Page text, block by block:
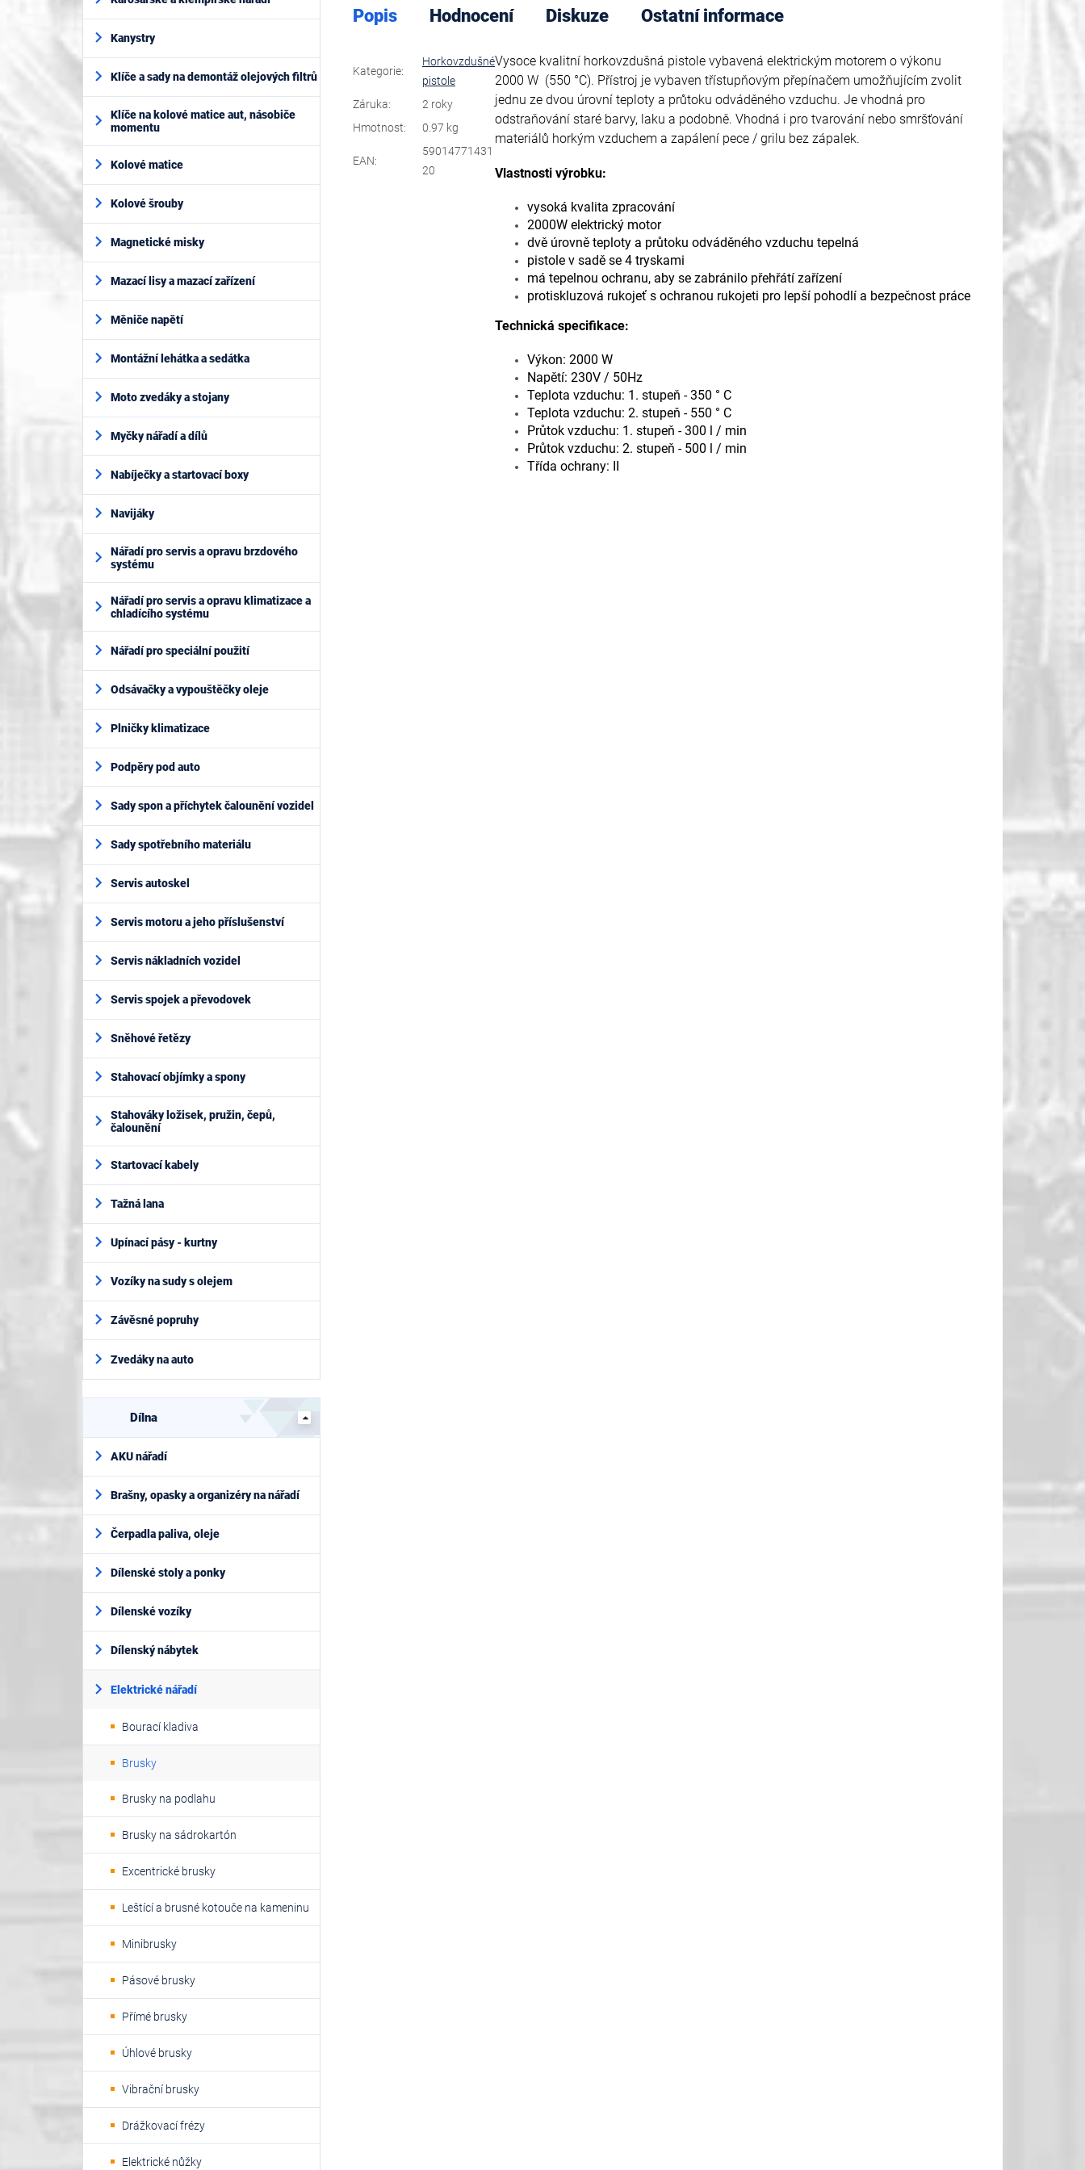
Kanystry
Klíče a sady na demontáž olejových filtrů
Klíče na kolové matice aut, násobiče
momentu
Kolové matice
Kolové šrouby
Magnetické misky
Mazací lisy a mazací zařízení
Měniče napětí
Montážní lehátka a sedátka
Moto zvedáky a stojany
Myčky nářadí a dílů
Nabíječky a startovací boxy
Navijáky
Nářadí pro servis a opravu brzdového
systému
Nářadí pro servis a opravu klimatizace a
chladícího systému
Nářadí pro speciální použití
Odsávačky a vypouštěčky oleje
Plničky klimatizace
Podpěry pod auto
Sady spon a příchytek čalounění vozidel
Sady spotřebního materiálu
Servis autoskel
Servis motoru a jeho příslušenství
Servis nákladních vozidel
Servis spojek a převodovek
Sněhové řetězy
Stahovací objímky a spony
Stahováky ložisek, pružin, čepů,
čalounění
Startovací kabely
Tažná lana
Upínací pásy - kurtny
Vozíky na sudy s olejem
Závěsné popruhy
Zvedáky na auto
Dílna
AKU nářadí
Brašny, opasky a organizéry na nářadí
Čerpadla paliva, oleje
Dílenské stoly a ponky
Dílenské vozíky
Dílenský nábytek
Elektrické nářadí
Bourací kladiva
Brusky
Brusky na podlahu
Brusky na sádrokartón
Excentrické brusky
Leštící a brusné kotouče na kameninu
Minibrusky
Pásové brusky
Přímé brusky
Úhlové brusky
Vibrační brusky
Drážkovací frézy
Elektrické nůžky
Popis Hodnocení Diskuze Ostatní informace
Vysoce kvalitní horkovzdušná pistole vybavená elektrickým motorem o výkonu
2000 W (550 °C). Přístroj je vybaven třístupňovým přepínačem umožňujícím zvolit
jednu ze dvou úrovní teploty a průtoku odváděného vzduchu. Je vhodná pro
odstraňování staré barvy, laku a podobně. Vhodná i pro tvarování nebo smršťování
materiálů horkým vzduchem a zapálení pece / grilu bez zápalek.
Vlastnosti výrobku:
vysoká kvalita zpracování
2000W elektrický motor
dvě úrovně teploty a průtoku odváděného vzduchu tepelná
pistole v sadě se 4 tryskami
má tepelnou ochranu, aby se zabránilo přehřátí zařízení
protiskluzová rukojeť s ochranou rukojeti pro lepší pohodlí a bezpečnost práce
Technická specifikace:
Výkon: 2000 W
Napětí: 230V / 50Hz
Teplota vzduchu: 1. stupeň - 350 ° C
Teplota vzduchu: 2. stupeň - 550 ° C
Průtok vzduchu: 1. stupeň - 300 l / min
Průtok vzduchu: 2. stupeň - 500 l / min
Třída ochrany: II
Kategorie:
Horkovzdušné
pistole
Záruka:
2 roky
Hmotnost: 0.97 kg
EAN:
59014771431
20